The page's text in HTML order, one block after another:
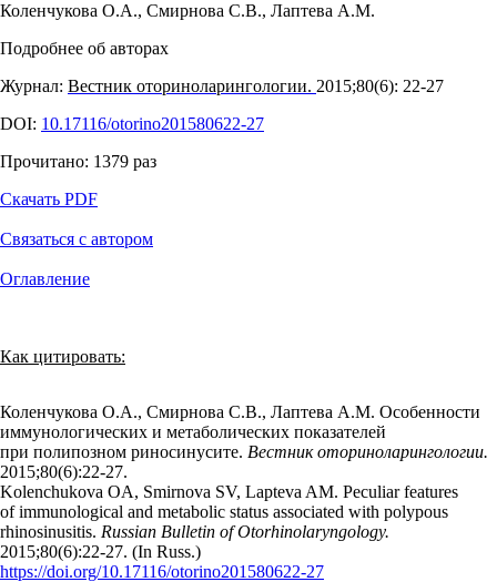
Коленчукова О.А., Смирнова С.В., Лаптева А.М.
Подробнее об авторах
Журнал: Вестник оториноларингологии. 2015;80(6): 22‑27
DOI: 10.17116/otorino201580622-27
Прочитано: 1379 раз
Скачать PDF
Связаться с автором
Оглавление
Как цитировать:
Коленчукова О.А., Смирнова С.В., Лаптева А.М. Особенности
иммунологических и метаболических показателей
при полипозном риносинусите. Вестник оториноларингологии.
2015;80(6):22‑27.
Kolenchukova OA, Smirnova SV, Lapteva AM. Peculiar features
of immunological and metabolic status associated with polypous
rhinosinusitis. Russian Bulletin of Otorhinolaryngology.
2015;80(6):22‑27. (In Russ.)
https://doi.org/10.17116/otorino201580622-27